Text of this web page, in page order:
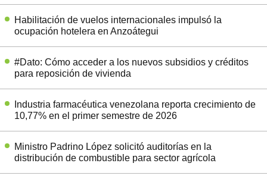
Habilitación de vuelos internacionales impulsó la
ocupación hotelera en Anzoátegui
#Dato: Cómo acceder a los nuevos subsidios y créditos
para reposición de vivienda
Industria farmacéutica venezolana reporta crecimiento de
10,77% en el primer semestre de 2026
Ministro Padrino López solicitó auditorías en la
distribución de combustible para sector agrícola